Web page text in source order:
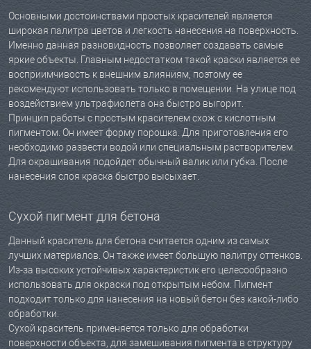
Основными достоинствами простых красителей является
широкая палитра цветов и легкость нанесения на поверхность.
Именно данная разновидность позволяет создавать самые
яркие объекты. Главным недостатком такой краски является ее
восприимчивость к внешним влияниям, поэтому ее
рекомендуют использовать только в помещении. На улице под
воздействием ультрафиолета она быстро выгорит.
Принцип работы с простым красителем схож с кислотным
пигментом. Он имеет форму порошка. Для приготовления его
необходимо развести водой или специальным растворителем.
Для окрашивания подойдет обычный валик или губка. После
нанесения слоя краска быстро высыхает.
Сухой пигмент для бетона
Данный краситель для бетона считается одним из самых
лучших материалов. Он также имеет большую палитру оттенков.
Из-за высоких устойчивых характеристик его целесообразно
использовать для окраски под открытым небом. Пигмент
подходит только для нанесения на новый бетон без какой-либо
обработки.
Сухой краситель применяется только для обработки
поверхности объекта, для замешивания пигмента в структуру